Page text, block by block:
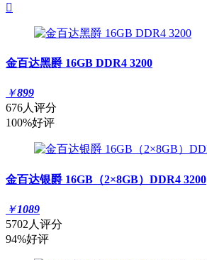

金百达黑爵 16GB DDR4 3200
￥899
676人评分
100%好评
金百达银爵 16GB（2×8GB）DDR4 3200
￥1089
5702人评分
94%好评